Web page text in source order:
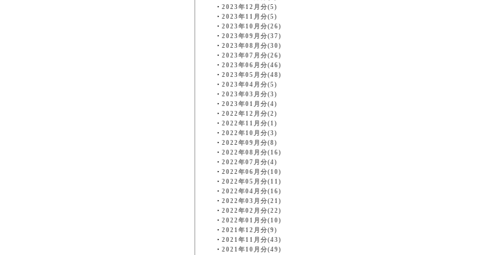
・ 2023年12月分(5)
・ 2023年11月分(5)
・ 2023年10月分(26)
・ 2023年09月分(37)
・ 2023年08月分(30)
・ 2023年07月分(26)
・ 2023年06月分(46)
・ 2023年05月分(48)
・ 2023年04月分(5)
・ 2023年03月分(3)
・ 2023年01月分(4)
・ 2022年12月分(2)
・ 2022年11月分(1)
・ 2022年10月分(3)
・ 2022年09月分(8)
・ 2022年08月分(16)
・ 2022年07月分(4)
・ 2022年06月分(10)
・ 2022年05月分(11)
・ 2022年04月分(16)
・ 2022年03月分(21)
・ 2022年02月分(22)
・ 2022年01月分(10)
・ 2021年12月分(9)
・ 2021年11月分(43)
・ 2021年10月分(49)